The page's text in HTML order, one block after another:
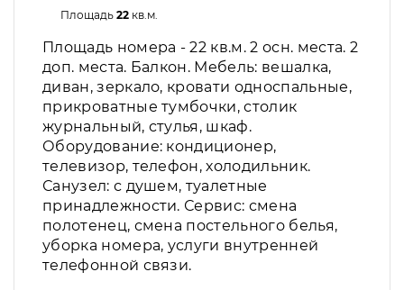
Площадь 22кв.м.
Площадь номера - 22 кв.м. 2 осн. места. 2
доп. места. Балкон. Мебель: вешалка,
диван, зеркало, кровати односпальные,
прикроватные тумбочки, столик
журнальный, стулья, шкаф.
Оборудование: кондиционер,
телевизор, телефон, холодильник.
Санузел: с душем, туалетные
принадлежности. Сервис: смена
полотенец, смена постельного белья,
уборка номера, услуги внутренней
телефонной связи.